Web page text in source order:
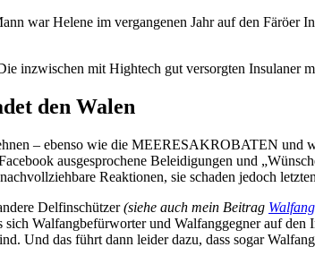
war Helene im vergangenen Jahr auf den
inzwischen mit Hightech gut versorgten Insulaner
den Walen
– ebenso wie die MEERESAKROBATEN und
ausgesprochene Beleidigungen und
Reaktionen, sie schaden jedoch
Delfinschützer(siehe auch mein Beitrag
sich Walfangbefürworter und Walfanggegner auf
Und das führt dann leider dazu, dass sogar